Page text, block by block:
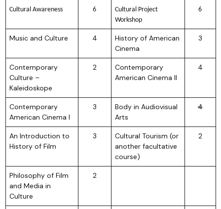
Cultural Awareness 6
Cultural Project
Workshop
6
Music and Culture 4
History of American
Cinema
3
Contemporary
Culture –
Kaleidoskope
2
Contemporary
American Cinema II
4
Contemporary
American Cinema I
3
Body in Audiovisual
Arts
4
An Introduction to
History of Film
3
Cultural Tourism (or
another facultative
course)
2
Philosophy of Film
and Media in
Culture
2